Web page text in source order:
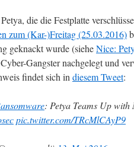
die die Festplatte
zum (Kar-)Freitag (25.03.2016)
geknackt wurde (sieheNice:
Gangster nachgelegt und
findet sich in diesem Tweet:
: Petya Teams Up with
pic.twitter.com/TRcMlCAyP9